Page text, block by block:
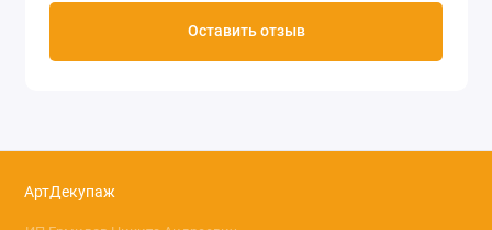
Оставить отзыв
АртДекупаж